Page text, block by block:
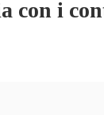
con i